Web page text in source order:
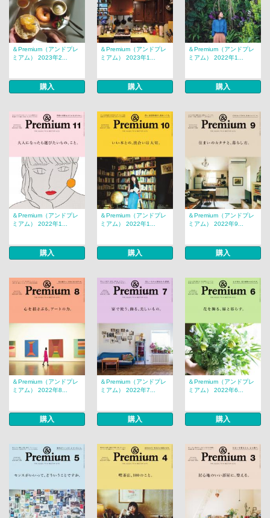
＆Premium（アンドプレ
ミアム） 2023年2...
購入
＆Premium（アンドプレ
ミアム） 2023年1...
購入
＆Premium（アンドプレ
ミアム） 2022年1...
購入
＆Premium（アンドプレ
ミアム） 2022年1...
購入
＆Premium（アンドプレ
ミアム） 2022年1...
購入
＆Premium（アンドプレ
ミアム） 2022年9...
購入
＆Premium（アンドプレ
ミアム） 2022年8...
購入
＆Premium（アンドプレ
ミアム） 2022年7...
購入
＆Premium（アンドプレ
ミアム） 2022年6...
購入